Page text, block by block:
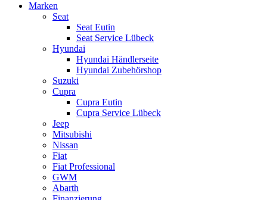
Marken
Seat
Seat Eutin
Seat Service Lübeck
Hyundai
Hyundai Händlerseite
Hyundai Zubehörshop
Suzuki
Cupra
Cupra Eutin
Cupra Service Lübeck
Jeep
Mitsubishi
Nissan
Fiat
Fiat Professional
GWM
Abarth